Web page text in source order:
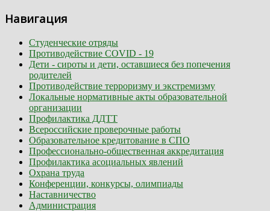
Навигация
Студенческие отряды
Противодействие COVID - 19
Дети - сироты и дети, оставшиеся без попечения
родителей
Противодействие терроризму и экстремизму
Локальные нормативные акты образовательной
организации
Профилактика ДДТТ
Всероссийские проверочные работы
Образовательное кредитование в СПО
Профессионально-общественная аккредитация
Профилактика асоциальных явлений
Охрана труда
Конференции, конкурсы, олимпиады
Наставничество
Администрация